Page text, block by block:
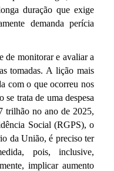
duração que exige
demanda perícia
de monitorar e avaliar a
tomadas. A lição mais
com o que ocorreu nos
se trata de uma despesa
trilhão no ano de 2025,
Social (RGPS), o
da União, é preciso ter
pois, inclusive,
implicar aumento